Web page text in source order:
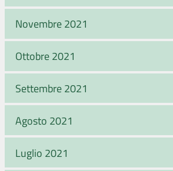
Novembre 2021
Ottobre 2021
Settembre 2021
Agosto 2021
Luglio 2021